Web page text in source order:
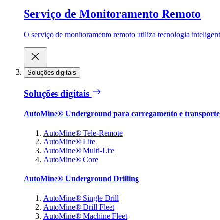
Serviço de Monitoramento Remoto
O serviço de monitoramento remoto utiliza tecnologia
Soluções digitais
Soluções digitais
AutoMine® Underground para carregamento e transporte
AutoMine® Tele-Remote
AutoMine® Lite
AutoMine® Multi-Lite
AutoMine® Core
AutoMine® Underground Drilling
AutoMine® Single Drill
AutoMine® Drill Fleet
AutoMine® Machine Fleet